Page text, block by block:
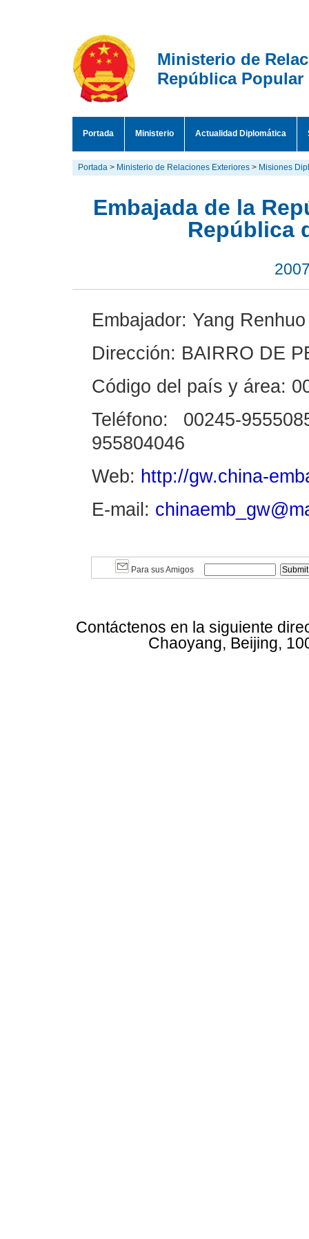
Ministerio de
República Popular
Portada Ministerio Actualidad Diplomática
Portada > Ministerio de Relaciones Exteriores > Misiones
Embajada de la
República
Embajador: Yang Renhuo
Dirección: BAIRRO DE
Código del país y área:
Teléfono: 00245-
955804046
Web: http://gw.china-
E-mail:
Para sus Amigos
Contáctenos en la siguiente
Chaoyang, Beijing,